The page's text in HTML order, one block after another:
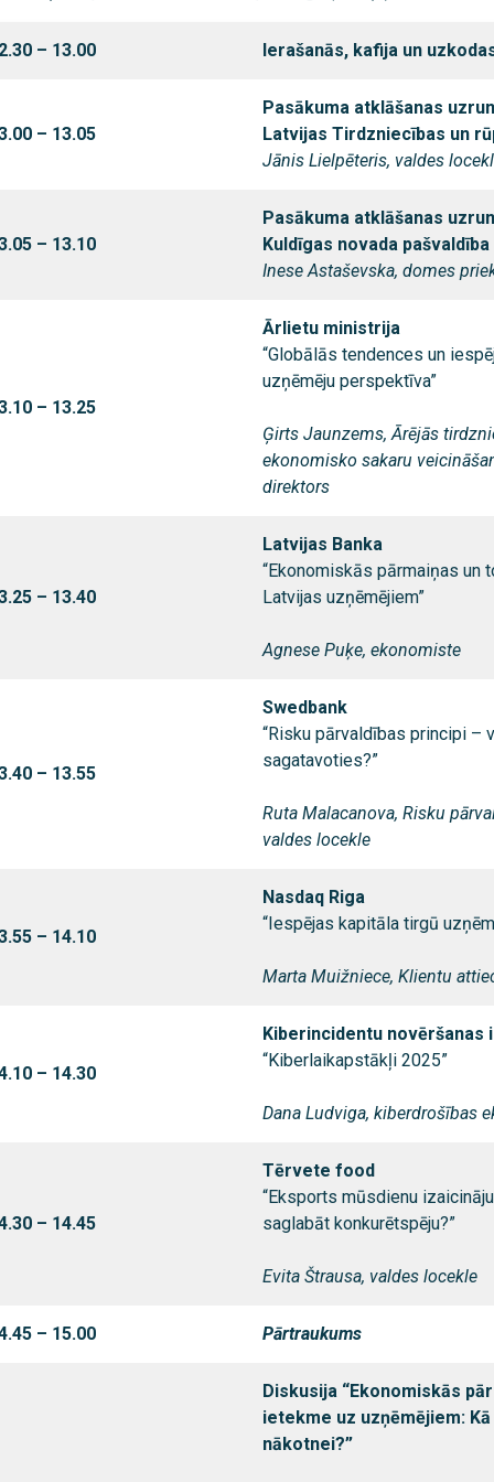
– 13.00 Ierašanās, kafija un
– 13.05
Pasākuma atklāšanas
Latvijas Tirdzniecības un
Jānis Lielpēteris, valdes
– 13.10
Pasākuma atklāšanas
Kuldīgas novada pašvaldība
Inese Astaševska, domes
– 13.25
Ārlietu ministrija
“Globālās tendences un
uzņēmēju perspektīva”
Ģirts Jaunzems, Ārējās
ekonomisko sakaru
direktors
– 13.40
Latvijas Banka
“Ekonomiskās pārmaiņas un
Latvijas uzņēmējiem”
Agnese Puķe, ekonomiste
– 13.55
Swedbank
“Risku pārvaldības principi –
sagatavoties?”
Ruta Malacanova, Risku
valdes locekle
– 14.10
Nasdaq Riga
“Iespējas kapitāla tirgū
Marta Muižniece, Klientu
– 14.30
Kiberincidentu novēršanas
“Kiberlaikapstākļi 2025”
Dana Ludviga, kiberdrošības
– 14.45
Tērvete food
“Eksports mūsdienu
saglabāt konkurētspēju?”
Evita Štrausa, valdes locekle
– 15.00 Pārtraukums
Diskusija “Ekonomiskās
ietekme uz uzņēmējiem:
nākotnei?”